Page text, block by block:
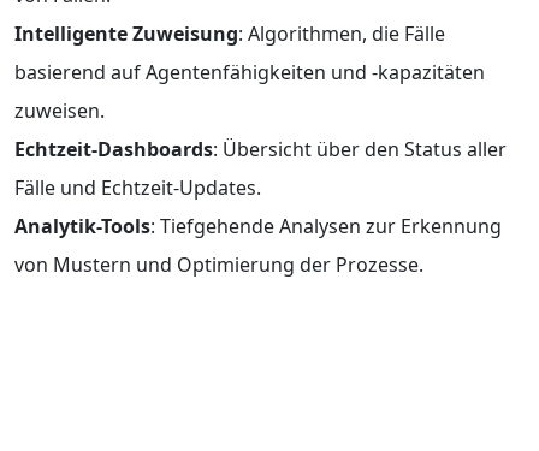
Intelligente Zuweisung: Algorithmen, die Fälle
basierend auf Agentenfähigkeiten und -kapazitäten
zuweisen.
Echtzeit-Dashboards: Übersicht über den Status aller
Fälle und Echtzeit-Updates.
Analytik-Tools: Tiefgehende Analysen zur Erkennung
von Mustern und Optimierung der Prozesse.